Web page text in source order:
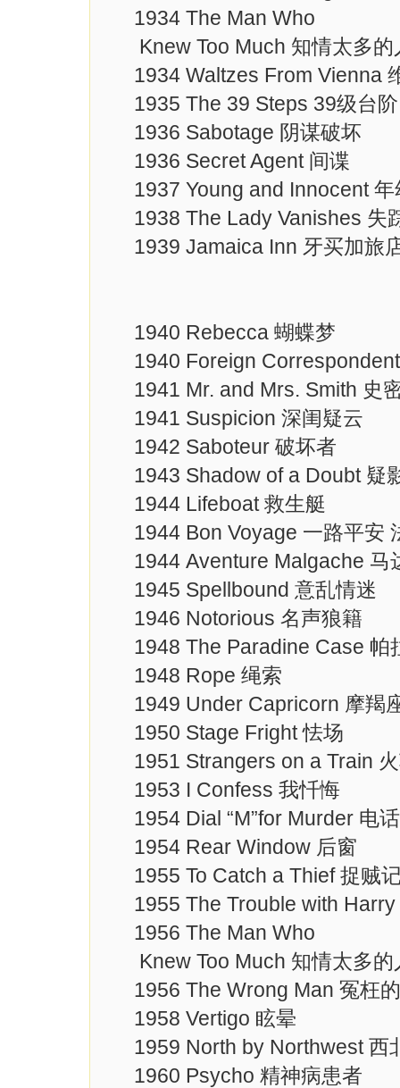
1934 The Man Who
Knew Too Much 知情太多的
1934 Waltzes From Vienna
1935 The 39 Steps 39级台阶
1936 Sabotage 阴谋破坏
1936 Secret Agent 间谍
1937 Young and Innocent 年
1938 The Lady Vanishes 失
1939 Jamaica Inn 牙买加旅
1940 Rebecca 蝴蝶梦
1940 Foreign Correspondent
1941 Mr. and Mrs. Smith 史
1941 Suspicion 深闺疑云
1942 Saboteur 破坏者
1943 Shadow of a Doubt 疑
1944 Lifeboat 救生艇
1944 Bon Voyage 一路平安
1944 Aventure Malgache 马
1945 Spellbound 意乱情迷
1946 Notorious 名声狼籍
1948 The Paradine Case 帕
1948 Rope 绳索
1949 Under Capricorn 摩羯
1950 Stage Fright 怯场
1951 Strangers on a Train 火
1953 I Confess 我忏悔
1954 Dial “M”for Murder 电
1954 Rear Window 后窗
1955 To Catch a Thief 捉贼
1955 The Trouble with Harry
1956 The Man Who
Knew Too Much 知情太多的
1956 The Wrong Man 冤枉
1958 Vertigo 眩晕
1959 North by Northwest 西
1960 Psycho 精神病患者